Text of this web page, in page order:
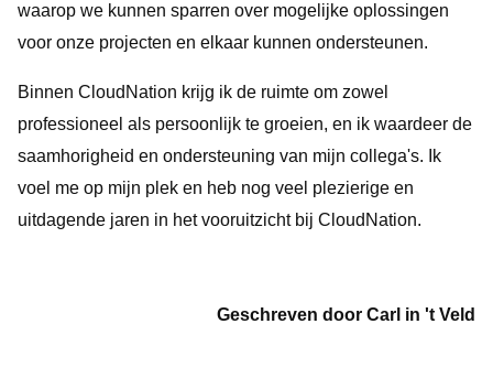
waarop we kunnen sparren over mogelijke oplossingen
voor onze projecten en elkaar kunnen ondersteunen.
Binnen CloudNation krijg ik de ruimte om zowel
professioneel als persoonlijk te groeien, en ik waardeer de
saamhorigheid en ondersteuning van mijn collega's. Ik
voel me op mijn plek en heb nog veel plezierige en
uitdagende jaren in het vooruitzicht bij CloudNation.
Geschreven door Carl in 't Veld